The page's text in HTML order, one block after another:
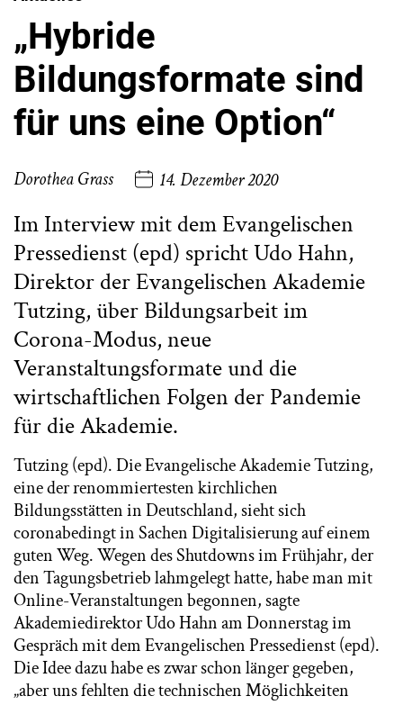
„Hybride
Bildungsformate sind
für uns eine Option“
Dorothea Grass 14. Dezember 2020
Im Interview mit dem Evangelischen
Pressedienst (epd) spricht Udo Hahn,
Direktor der Evangelischen Akademie
Tutzing, über Bildungsarbeit im
Corona-Modus, neue
Veranstaltungsformate und die
wirtschaftlichen Folgen der Pandemie
für die Akademie.
Tutzing (epd). Die Evangelische Akademie Tutzing,
eine der renommiertesten kirchlichen
Bildungsstätten in Deutschland, sieht sich
coronabedingt in Sachen Digitalisierung auf einem
guten Weg. Wegen des Shutdowns im Frühjahr, der
den Tagungsbetrieb lahmgelegt hatte, habe man mit
Online-Veranstaltungen begonnen, sagte
Akademiedirektor Udo Hahn am Donnerstag im
Gespräch mit dem Evangelischen Pressedienst (epd).
Die Idee dazu habe es zwar schon länger gegeben,
„aber uns fehlten die technischen Möglichkeiten